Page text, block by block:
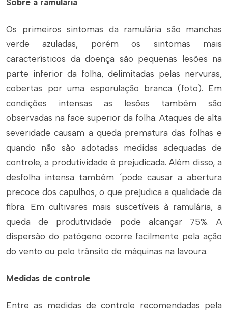
Sobre a ramulária
Os primeiros sintomas da ramulária são manchas
verde azuladas, porém os sintomas mais
característicos da doença são pequenas lesões na
parte inferior da folha, delimitadas pelas nervuras,
cobertas por uma esporulação branca (foto). Em
condições intensas as lesões também são
observadas na face superior da folha. Ataques de alta
severidade causam a queda prematura das folhas e
quando não são adotadas medidas adequadas de
controle, a produtividade é prejudicada. Além disso, a
desfolha intensa também ´pode causar a abertura
precoce dos capulhos, o que prejudica a qualidade da
fibra. Em cultivares mais suscetíveis à ramulária, a
queda de produtividade pode alcançar 75%. A
dispersão do patógeno ocorre facilmente pela ação
do vento ou pelo trânsito de máquinas na lavoura.
Medidas de controle
Entre as medidas de controle recomendadas pela